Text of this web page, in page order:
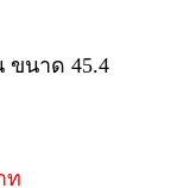
นาด 45.4
ท